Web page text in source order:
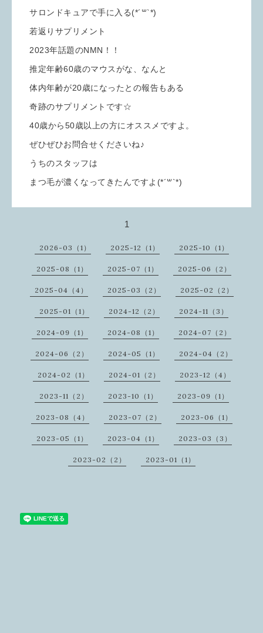
サロンドキュアで手に入る(*´꒳`*)
若返りサプリメント
2023年話題のNMN！！
推定年齢60歳のマウスがな、なんと
体内年齢が20歳になったとの報告もある
奇跡のサプリメントです☆
40歳から50歳以上の方にオススメですよ。
ぜひぜひお問合せくださいね♪
うちのスタッフは
まつ毛が濃くなってきたんですよ(*´꒳`*)
1
2026-03（1） 2025-12（1） 2025-10（1）
2025-08（1） 2025-07（1） 2025-06（2）
2025-04（4） 2025-03（2） 2025-02（2）
2025-01（1） 2024-12（2） 2024-11（3）
2024-09（1） 2024-08（1） 2024-07（2）
2024-06（2） 2024-05（1） 2024-04（2）
2024-02（1） 2024-01（2） 2023-12（4）
2023-11（2） 2023-10（1） 2023-09（1）
2023-08（4） 2023-07（2） 2023-06（1）
2023-05（1） 2023-04（1） 2023-03（3）
2023-02（2） 2023-01（1）